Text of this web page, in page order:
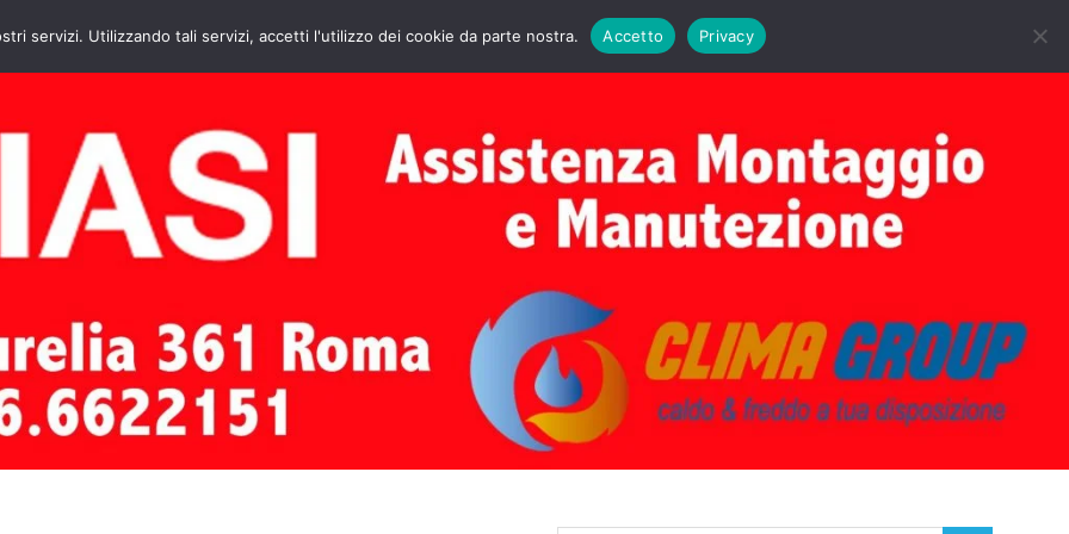
HOME CONTATTI ASSISTENZA CALDAIE BIASI PRIMA ACCENSIONE CALDAIE BIASI
servizi. Utilizzando tali servizi, accetti l'utilizzo dei cookie da parte nostra. Accetto Privacy